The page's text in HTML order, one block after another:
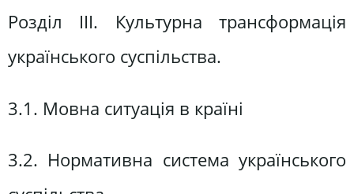
Розділ ІІІ. Культурна трансформація
українського суспільства.
3.1. Мовна ситуація в країні
3.2. Нормативна система українського